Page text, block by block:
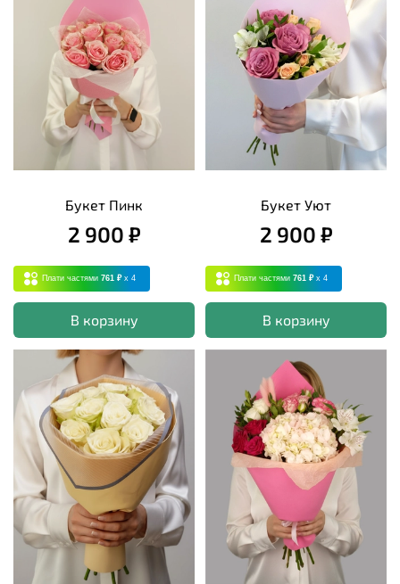
Букет Пинк
2 900 ₽
Плати частями 761 ₽ x 4
В корзину
Букет Уют
2 900 ₽
Плати частями 761 ₽ x 4
В корзину